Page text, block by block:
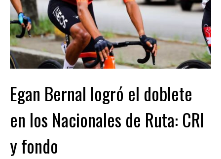
Egan Bernal logró el doblete
en los Nacionales de Ruta: CRI
y fondo